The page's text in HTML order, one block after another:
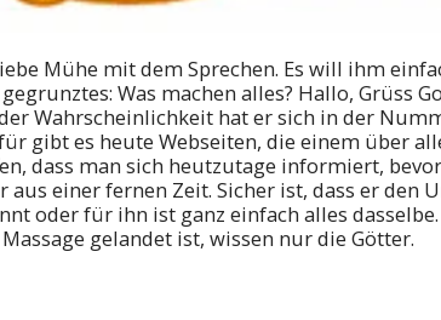
Mühe mit dem Sprechen. Es will ihm
Was machen alles? Hallo, Grüss
Wahrscheinlichkeit hat er sich in der
gibt es heute Webseiten, die einem über
dass man sich heutzutage informiert,
einer fernen Zeit. Sicher ist, dass er den
oder für ihn ist ganz einfach alles
gelandet ist, wissen nur die Götter.